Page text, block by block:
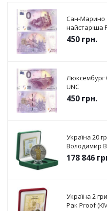
Сан-Марино
найстаріша
450 грн.
Люксембург
UNC
450 грн.
Україна 20
Володимир
178 846
Україна 2
Рак Proof